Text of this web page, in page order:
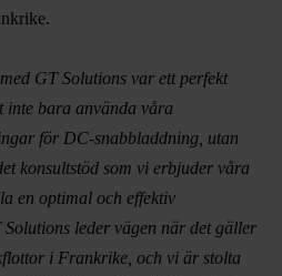
GT Solutions var ett perfekt
bara använda våra
för DC-snabbladdning, utan
konsultstöd som vi erbjuder våra
en optimal och effektiv
Solutions leder vägen när det gäller
i Frankrike, och vi är stolta